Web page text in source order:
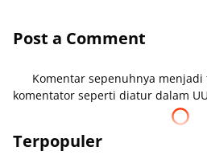
Post a Comment
Komentar sepenuhnya
komentator seperti diatur dalam
Terpopuler